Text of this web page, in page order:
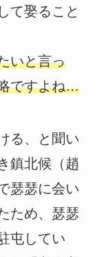
て娶ること
いと言っ
ですよね…
る、と聞い
鎮北候（趙
瑟瑟に会い
ため、瑟瑟
屯してい